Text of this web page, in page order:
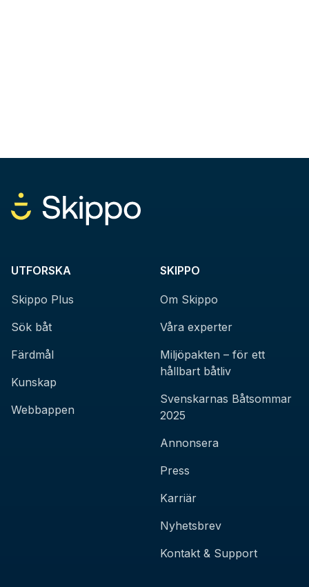
UTFORSKA
Skippo Plus
Sök båt
Färdmål
Kunskap
Webbappen
SKIPPO
Om Skippo
Våra experter
Miljöpakten – för ett
hållbart båtliv
Svenskarnas Båtsommar
2025
Annonsera
Press
Karriär
Nyhetsbrev
Kontakt & Support